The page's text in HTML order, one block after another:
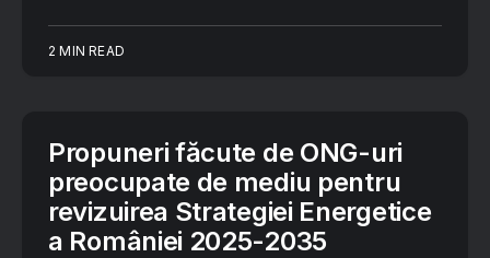
2 MIN READ
Propuneri făcute de ONG-uri
preocupate de mediu pentru
revizuirea Strategiei Energetice
a României 2025-2035